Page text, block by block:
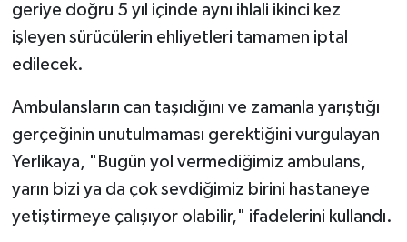
geriye doğru 5 yıl içinde aynı ihlali ikinci kez
işleyen sürücülerin ehliyetleri tamamen iptal
edilecek.
Ambulansların can taşıdığını ve zamanla yarıştığı
gerçeğinin unutulmaması gerektiğini vurgulayan
Yerlikaya, "Bugün yol vermediğimiz ambulans,
yarın bizi ya da çok sevdiğimiz birini hastaneye
yetiştirmeye çalışıyor olabilir," ifadelerini kullandı.